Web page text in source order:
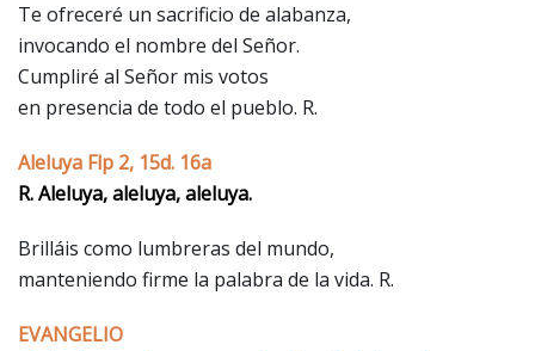
Te ofreceré un sacrificio de alabanza,
invocando el nombre del Señor.
Cumpliré al Señor mis votos
en presencia de todo el pueblo. R.
Aleluya Flp 2, 15d. 16a
R. Aleluya, aleluya, aleluya.
Brilláis como lumbreras del mundo,
manteniendo firme la palabra de la vida. R.
EVANGELIO